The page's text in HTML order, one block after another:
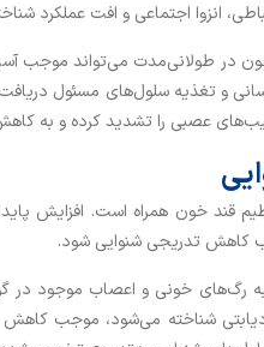
انزوا اجتماعی و افت عملکرد
در طولانی‌مدت می‌تواند موجب
و تغذیه سلول‌های مسئول
عصبی را تشدید کرده و به
قند خون همراه است. افزایش
کاهش تدریجی شنوایی شود.
رگ‌های خونی و اعصاب موجود در
دیابتی شناخته می‌شود، موجب